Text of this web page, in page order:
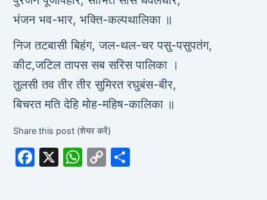
भंजन भव-भार, भक्ति-कल्पथालिका ॥
निज तटबासी बिहंग, जल-थल-चर पसु-पसुपतंग,
कीट,जटिल तापस सब सरिस पालिका ।
तुलसी तव तीर तीर सुमिरत रघुबंस-बीर,
बिचरत मति देहि मोह-महिष-कालिका ॥
Share this post (शेयर करें)
F
X
W C